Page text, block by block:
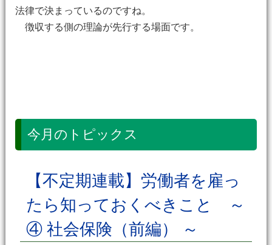
法律で決まっているのですね。
徴収する側の理論が先行する場面です。
今月のトピックス
【不定期連載】労働者を雇っ
たら知っておくべきこと ～
④ 社会保険（前編） ～